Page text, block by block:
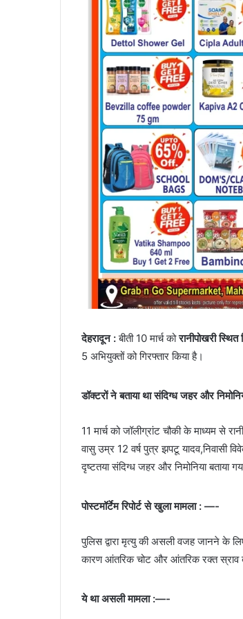
देहरादून :बीती 10 मार्च कोरानीपोखरी
5 अभियुक्तों को गिरफ्तार किया है।
डॉक्टरों ने बताया था संदिग्ध जहर और
11 मार्च को जॉलीग्रांट चौकी के माध्यम से
वासु उम्र 12 वर्ष पुत्र झपटू यादव,निवासी
दृष्टतया संदिग्ध जहर और निमोनिया बताया
पोस्टमॉर्टेम रिपोर्ट से खुला मामला : —-
पुलिस द्वारा मृत्यु की असली वजह जानने के
कारण आंतरिक चोट और आंतरिक रक्त स्राव
ये था असली मामला :—-